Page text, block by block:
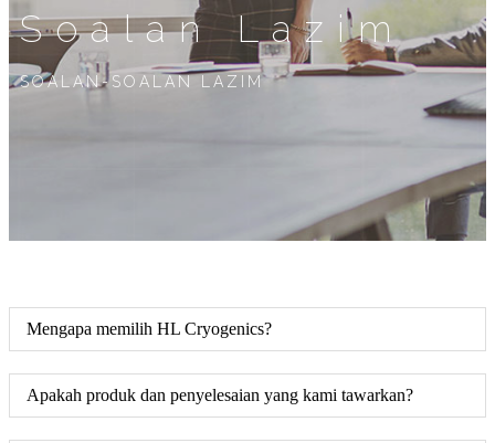
Soalan Lazim
SOALAN-SOALAN LAZIM
Mengapa memilih HL Cryogenics?
Apakah produk dan penyelesaian yang kami tawarkan?